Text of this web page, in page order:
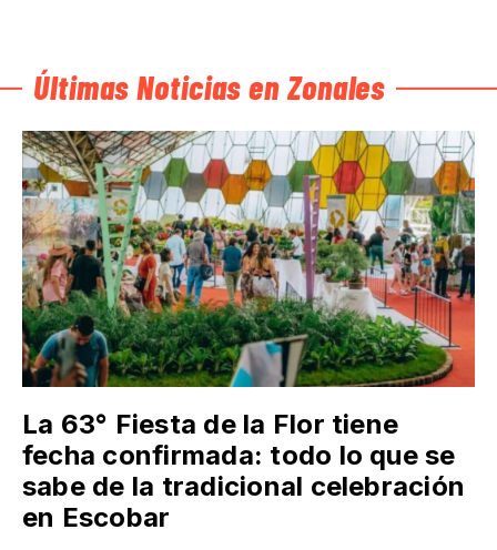
Últimas Noticias en Zonales
La 63° Fiesta de la Flor tiene
fecha confirmada: todo lo que se
sabe de la tradicional celebración
en Escobar